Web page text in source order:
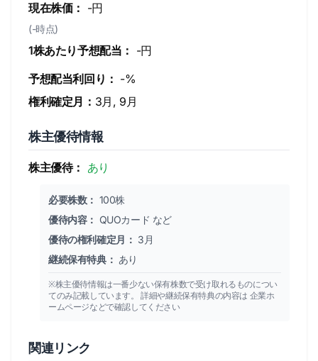
現在株価： -円
(-時点)
1株あたり予想配当： -円
予想配当利回り： -%
権利確定月： 3月, 9月
株主優待情報
株主優待： あり
必要株数： 100株
優待内容： QUOカード など
優待の権利確定月： 3月
継続保有特典： あり
※株主優待情報は一番少ない保有株数で受け取れるものについ
てのみ記載しています。 詳細や継続保有特典の内容は 企業ホ
ームページなどで確認してください
関連リンク